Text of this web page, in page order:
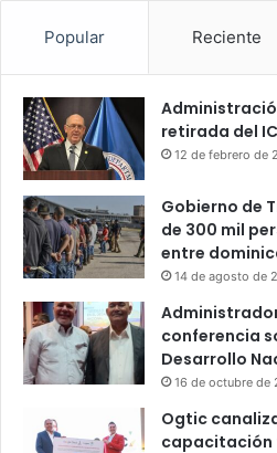
Popular Reciente
retirada del
12 de febrero de
Gobierno de
de 300 mil
entre
14 de agosto de
conferencia
Desarrollo
16 de octubre de
Ogtic
capacitación